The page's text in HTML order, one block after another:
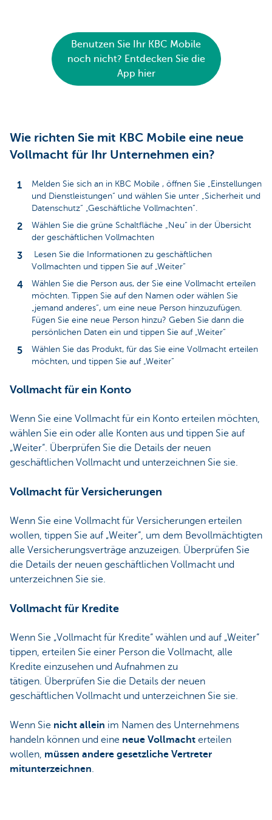
Benutzen Sie Ihr KBC Mobile
noch nicht? Entdecken Sie die
App hier
Wie richten Sie mit KBC Mobile eine neue
Vollmacht für Ihr Unternehmen ein?
Melden Sie sich an in KBC Mobile , öffnen Sie „Einstellungen
und Dienstleistungen“ und wählen Sie unter „Sicherheit und
Datenschutz“ „Geschäftliche Vollmachten“.
Wählen Sie die grüne Schaltfläche „Neu“ in der Übersicht
der geschäftlichen Vollmachten
Lesen Sie die Informationen zu geschäftlichen
Vollmachten und tippen Sie auf „Weiter“
Wählen Sie die Person aus, der Sie eine Vollmacht erteilen
möchten. Tippen Sie auf den Namen oder wählen Sie
„jemand anderes“, um eine neue Person hinzuzufügen.
Fügen Sie eine neue Person hinzu? Geben Sie dann die
persönlichen Daten ein und tippen Sie auf „Weiter“
Wählen Sie das Produkt, für das Sie eine Vollmacht erteilen
möchten, und tippen Sie auf „Weiter“
Vollmacht für ein Konto
Wenn Sie eine Vollmacht für ein Konto erteilen möchten,
wählen Sie ein oder alle Konten aus und tippen Sie auf
„Weiter“. Überprüfen Sie die Details der neuen
geschäftlichen Vollmacht und unterzeichnen Sie sie.
Vollmacht für Versicherungen
Wenn Sie eine Vollmacht für Versicherungen erteilen
wollen, tippen Sie auf „Weiter“, um dem Bevollmächtigten
alle Versicherungsverträge anzuzeigen. Überprüfen Sie
die Details der neuen geschäftlichen Vollmacht und
unterzeichnen Sie sie.
Vollmacht für Kredite
Wenn Sie „Vollmacht für Kredite“ wählen und auf „Weiter“
tippen, erteilen Sie einer Person die Vollmacht, alle
Kredite einzusehen und Aufnahmen zu
tätigen. Überprüfen Sie die Details der neuen
geschäftlichen Vollmacht und unterzeichnen Sie sie.
Wenn Sie nicht allein im Namen des Unternehmens
handeln können und eine neue Vollmacht erteilen
wollen, müssen andere gesetzliche Vertreter
mitunterzeichnen.